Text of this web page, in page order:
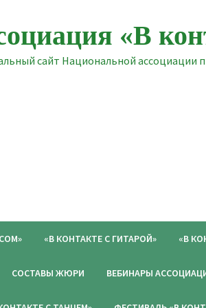
«В
сайт Национальной ассоциации
«В КОНТАКТЕ С ГИТАРОЙ» «В
СОСТАВЫ ЖЮРИ ВЕБИНАРЫ